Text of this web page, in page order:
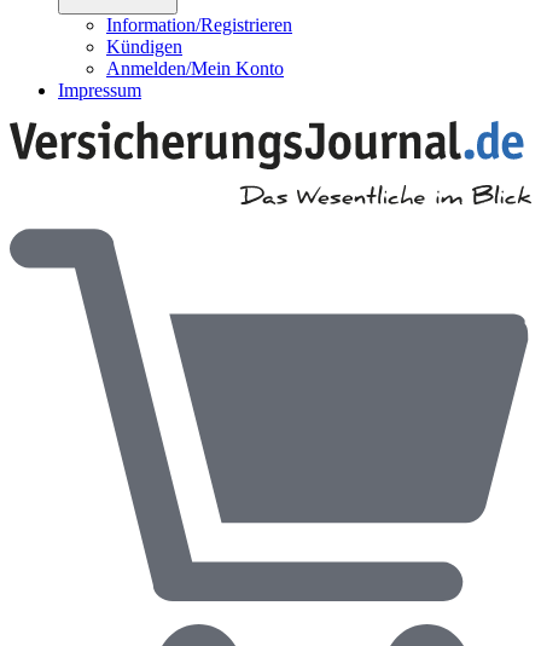
Information/Registrieren
Kündigen
Anmelden/Mein Konto
Impressum